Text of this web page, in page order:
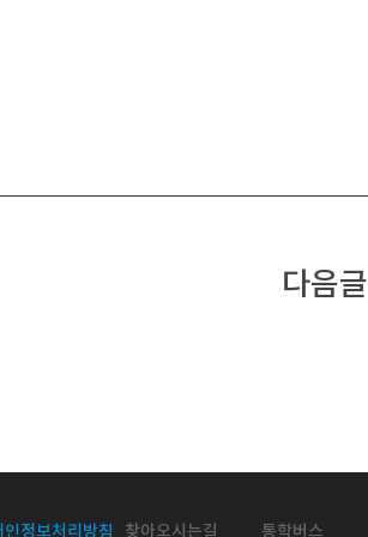
다음글
인정보처리방침 찾아오시는길 통학버스